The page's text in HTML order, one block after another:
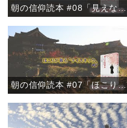
朝の信仰読本 #08「見えない徳を積む」
朝の信仰読本 #07「ほこりが散る〝ナイスキック〟」